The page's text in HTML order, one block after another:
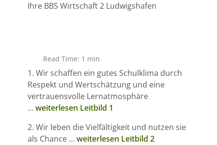
Ihre BBS Wirtschaft 2 Ludwigshafen
Read Time: 1 min
1. Wir schaffen ein gutes Schulklima durch
Respekt und Wertschätzung und eine
vertrauensvolle Lernatmosphäre
…weiterlesen Leitbild 1
2. Wir leben die Vielfältigkeit und nutzen sie
als Chance …weiterlesen Leitbild 2